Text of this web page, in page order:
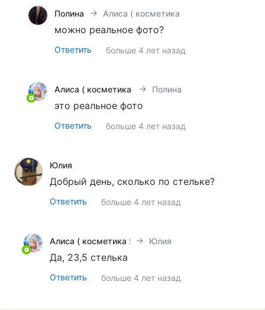
Полина Алиса ( косметика Янс*ен, дет одеж.
можно реальное фото?
Ответить больше 4 лет назад
Алиса ( косметика Янс*ен, дет одеж. Моне)
Полина
это реальное фото
Ответить больше 4 лет назад
Юлия
Добрый день, сколько по стельке?
Ответить больше 4 лет назад
Алиса ( косметика Янс*ен, дет одеж. Моне)
Юлия
Да, 23,5 стелька
Ответить больше 4 лет назад